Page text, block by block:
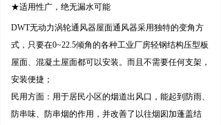
★适用性广，绝无漏水可能
DWT无动力涡轮通风器屋面通风器采用独特的变角方
式，只要在0~22.5倾角的各种工业厂房轻钢结构压型板
屋面、混凝土屋面都可以安装。而且不需要任何支架，
安装便捷；
民用方面：用于居民小区的烟道出风口，能起到防雨、
防串味、防串烟的作用，并改善了以往烟囱加蓬盖结